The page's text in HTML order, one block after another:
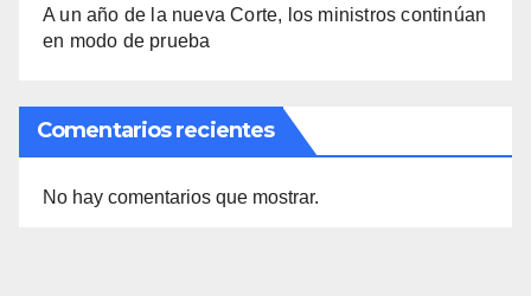
A un año de la nueva Corte, los ministros continúan
en modo de prueba
Comentarios recientes
No hay comentarios que mostrar.